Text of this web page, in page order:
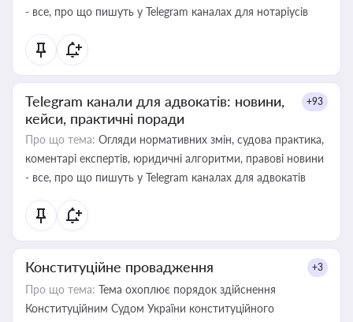
- все, про що пишуть у Telegram каналах для нотаріусів
Telegram канали для адвокатів: новини,
кейси, практичні поради
+93
Про що тема: Огляди нормативних змін, судова практика,
коментарі експертів, юридичні алгоритми, правові новини
- все, про що пишуть у Telegram каналах для адвокатів
Конституційне провадження +3
Про що тема: Тема охоплює порядок здійснення
Конституційним Судом України конституційного